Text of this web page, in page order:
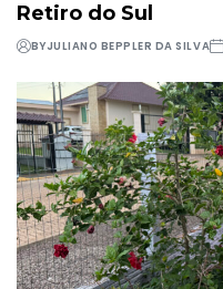
Retiro do Sul
BYJULIANO BEPPLER DA SILVA